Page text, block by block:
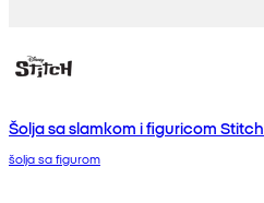
Šolja sa slamkom i figuricom Stitch
šolja sa figurom